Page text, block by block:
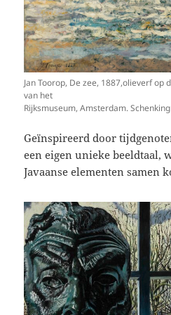
Jan Toorop, De zee, 1887,olieverf op
van het
Rijksmuseum, Amsterdam.
Geïnspireerd door
een eigen unieke beeldtaal,
Javaanse elementen samen